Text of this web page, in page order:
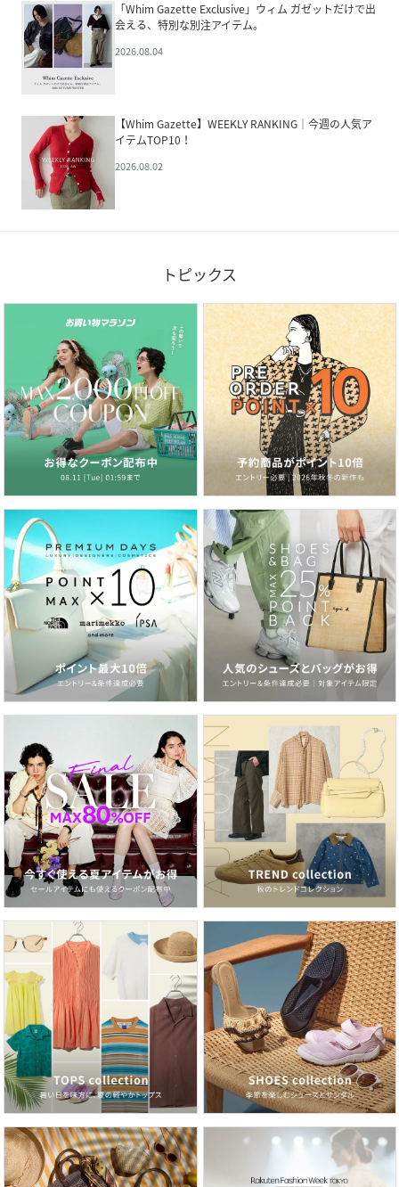
「Whim Gazette Exclusive」ウィム ガゼットだけで出
会える、特別な別注アイテム。
2026.08.04
【Whim Gazette】WEEKLY RANKING｜今週の人気ア
イテムTOP10！
2026.08.02
トピックス